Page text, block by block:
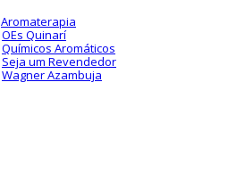
Aromaterapia
OEs Quinarí
Químicos Aromáticos
Seja um Revendedor
Wagner Azambuja